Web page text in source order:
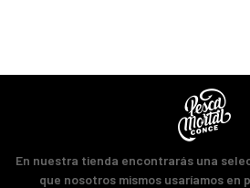
En nuestra tienda encontrarás una
que nosotros mismos usaríamos en